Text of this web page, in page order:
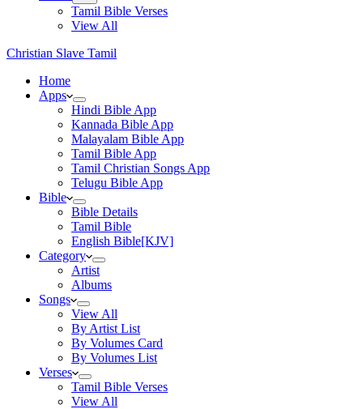
Tamil Bible Verses
View All
Christian Slave Tamil
Home
Apps
Hindi Bible App
Kannada Bible App
Malayalam Bible App
Tamil Bible App
Tamil Christian Songs App
Telugu Bible App
Bible
Bible Details
Tamil Bible
English Bible[KJV]
Category
Artist
Albums
Songs
View All
By Artist List
By Volumes Card
By Volumes List
Verses
Tamil Bible Verses
View All